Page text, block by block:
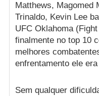
Matthews, Magomed
Trinaldo, Kevin Lee
UFC Oklahoma
finalmente no top 10
melhores
enfrentamento ele
Sem qualquer